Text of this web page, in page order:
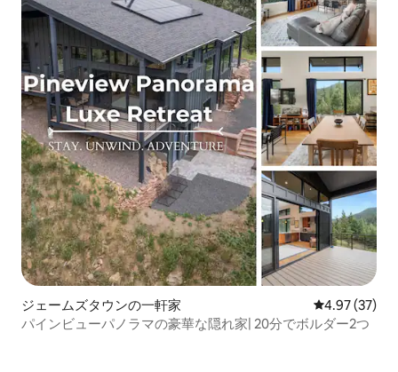
ジェームズタウンの一軒家 レビュー37
4.97 (37)
パインビューパノラマの豪華な隠れ家| 20分でボルダー2つ